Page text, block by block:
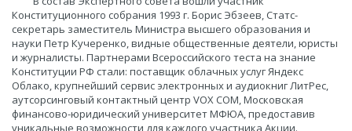
Конституционного собрания 1993 г. Борис Эбзеев, Статс-
секретарь заместитель Министра высшего образования и
науки Петр Кучеренко, видные общественные деятели, юристы
и журналисты. Партнерами Всероссийского теста на знание
Конституции РФ стали: поставщик облачных услуг Яндекс
Облако, крупнейший сервис электронных и аудиокниг ЛитРес,
аутсорсинговый контактный центр VOX COM, Московская
финансово-юридический университет МФЮА, предоставив
уникальные возможности для каждого участника Акции.